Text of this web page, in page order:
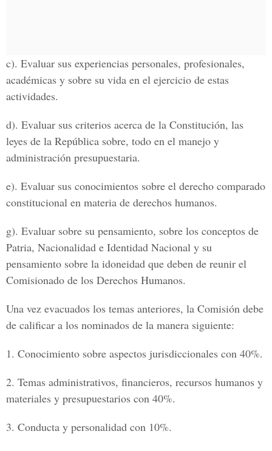
c). Evaluar sus experiencias personales, profesionales,
académicas y sobre su vida en el ejercicio de estas
actividades.
d). Evaluar sus criterios acerca de la Constitución, las
leyes de la República sobre, todo en el manejo y
administración presupuestaria.
e). Evaluar sus conocimientos sobre el derecho comparado
constitucional en materia de derechos humanos.
g). Evaluar sobre su pensamiento, sobre los conceptos de
Patria, Nacionalidad e Identidad Nacional y su
pensamiento sobre la idoneidad que deben de reunir el
Comisionado de los Derechos Humanos.
Una vez evacuados los temas anteriores, la Comisión debe
de calificar a los nominados de la manera siguiente:
1. Conocimiento sobre aspectos jurisdiccionales con 40%.
2. Temas administrativos, financieros, recursos humanos y
materiales y presupuestarios con 40%.
3. Conducta y personalidad con 10%.